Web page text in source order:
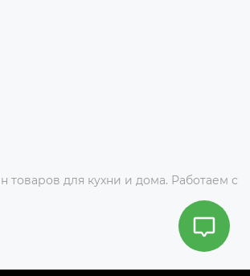
товаров для кухни и дома. Работаем с